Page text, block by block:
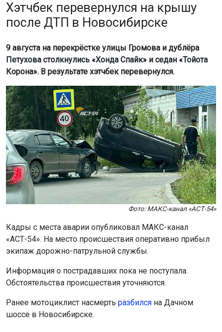
Хэтчбек перевернулся на крышу
после ДТП в Новосибирске
9 августа на перекрёстке улицы Громова и дублёра
Петухова столкнулись «Хонда Спайк» и седан «Тойота
Корона». В результате хэтчбек перевернулся.
Фото: МАКС-канал «АСТ-54»
Кадры с места аварии опубликовал МАКС-канал
«АСТ-54». На место происшествия оперативно прибыл
экипаж дорожно-патрульной службы.
Информация о пострадавших пока не поступала.
Обстоятельства происшествия уточняются.
Ранее мотоциклист насмерть разбился на Дачном
шоссе в Новосибирске.